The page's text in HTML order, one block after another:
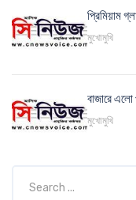
প্রিমিয়াম
মুখোমুখি
বাজারে
মুখোমুখি